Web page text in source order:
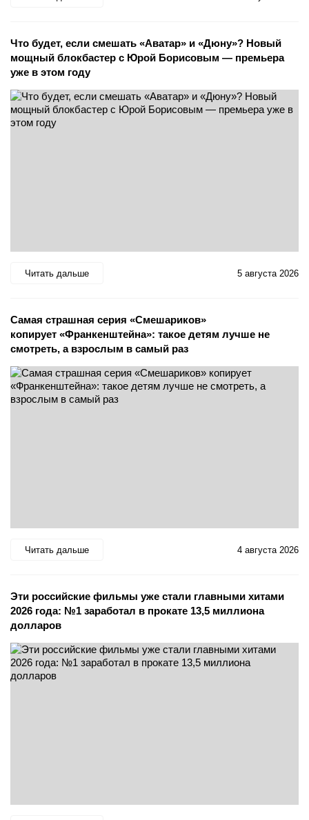
Что будет, если смешать «Аватар» и «Дюну»? Новый
мощный блокбастер с Юрой Борисовым — премьера
уже в этом году
Читать дальше 5 августа 2026
Самая страшная серия «Смешариков»
копирует «Франкенштейна»: такое детям лучше не
смотреть, а взрослым в самый раз
Читать дальше 4 августа 2026
Эти российские фильмы уже стали главными хитами
2026 года: №1 заработал в прокате 13,5 миллиона
долларов